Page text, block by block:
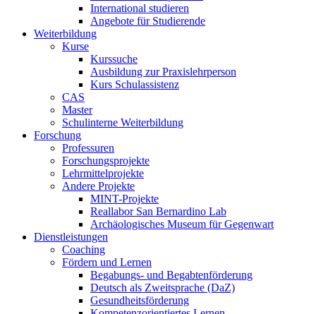
International studieren
Angebote für Studierende
Weiterbildung
Kurse
Kurssuche
Ausbildung zur Praxislehrperson
Kurs Schulassistenz
CAS
Master
Schulinterne Weiterbildung
Forschung
Professuren
Forschungsprojekte
Lehrmittelprojekte
Andere Projekte
MINT-Projekte
Reallabor San Bernardino Lab
Archäologisches Museum für Gegenwart
Dienstleistungen
Coaching
Fördern und Lernen
Begabungs- und Begabtenförderung
Deutsch als Zweitsprache (DaZ)
Gesundheitsförderung